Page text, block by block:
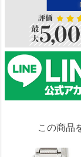
この商品